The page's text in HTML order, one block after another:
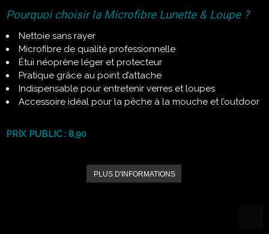
Pourquoi choisir la Microfibre Lunette & Loupe ?
Nettoie sans rayer
Microfibre de qualité professionnelle
Étui néoprène léger et protecteur
Pratique grâce au point d’attache
Indispensable pour entretenir verres et loupes
Accessoire idéal pour la pêche à la mouche et l’outdoor
PRIX PUBLIC : 8,90
PLUS D'INFORMATIONS